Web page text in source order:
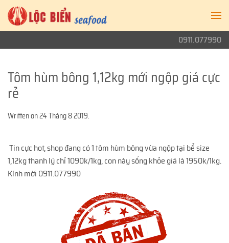
0911.077990
Tôm hùm bông 1,12kg mới ngộp giá cực
rẻ
Written on24 Tháng 8 2019.
Tin cực hot, shop đang có 1 tôm hùm bông vừa ngộp tại bể size
1,12kg thanh lý chỉ 1090k/1kg, con này sống khỏe giá là 1950k/1kg.
Kính mời 0911.077990